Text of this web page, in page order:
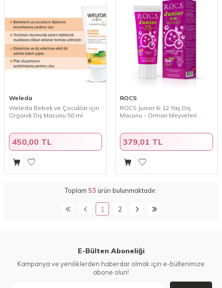
Weleda
Weleda Bebek ve Çocuklar için
Organik Diş Macunu 50 ml
450,00 TL
ROCS
ROCS Junior 6-12 Yaş Diş
Macunu - Orman Meyveleri
379,01 TL
Toplam 53 ürün bulunmaktadır.
1 2
E-Bülten Aboneliği
Kampanya ve yeniliklerden haberdar olmak için e-bültenimize
abone olun!